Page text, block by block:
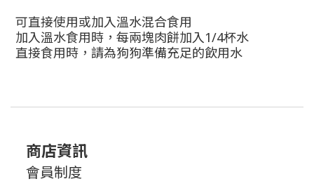
可直接使用或加入溫水混合食用
加入溫水食用時，每兩塊肉餅加入1/4杯水
直接食用時，請為狗狗準備充足的飲用水
商店資訊
會員制度